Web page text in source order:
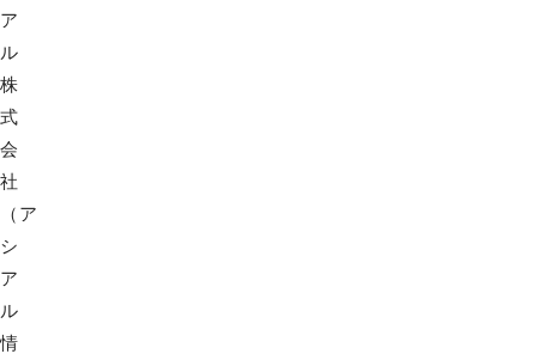
ア
ル
株
式
会
社
（ア
シ
ア
ル
情